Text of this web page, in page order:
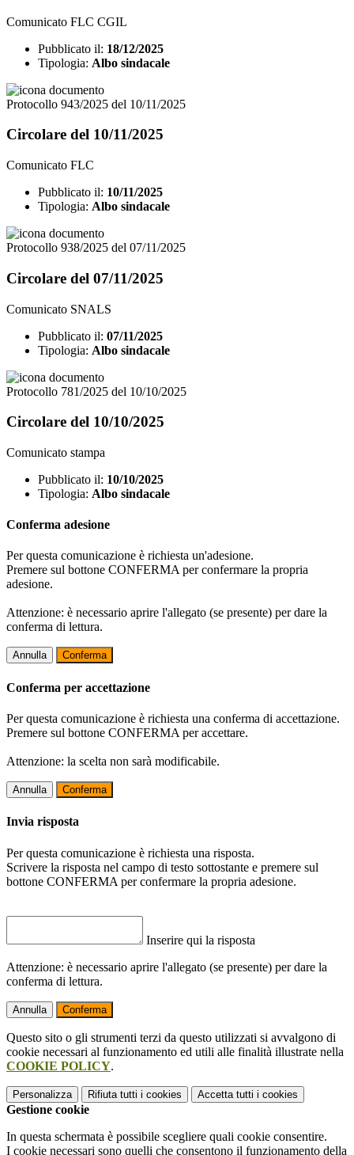
Comunicato FLC CGIL
Pubblicato il: 18/12/2025
Tipologia: Albo sindacale
Protocollo 943/2025 del 10/11/2025
Circolare del 10/11/2025
Comunicato FLC
Pubblicato il: 10/11/2025
Tipologia: Albo sindacale
Protocollo 938/2025 del 07/11/2025
Circolare del 07/11/2025
Comunicato SNALS
Pubblicato il: 07/11/2025
Tipologia: Albo sindacale
Protocollo 781/2025 del 10/10/2025
Circolare del 10/10/2025
Comunicato stampa
Pubblicato il: 10/10/2025
Tipologia: Albo sindacale
Conferma adesione
Per questa comunicazione è richiesta un'adesione.
Premere sul bottone CONFERMA per confermare la propria
adesione.
Attenzione: è necessario aprire l'allegato (se presente) per dare la
conferma di lettura.
Annulla Conferma
Conferma per accettazione
Per questa comunicazione è richiesta una conferma di accettazione.
Premere sul bottone CONFERMA per accettare.
Attenzione: la scelta non sarà modificabile.
Annulla Conferma
Invia risposta
Per questa comunicazione è richiesta una risposta.
Scrivere la risposta nel campo di testo sottostante e premere sul
bottone CONFERMA per confermare la propria adesione.
Inserire qui la risposta
Attenzione: è necessario aprire l'allegato (se presente) per dare la
conferma di lettura.
Annulla Conferma
Questo sito o gli strumenti terzi da questo utilizzati si avvalgono di
cookie necessari al funzionamento ed utili alle finalità illustrate nella
COOKIE POLICY.
Personalizza Rifiuta tutti i cookies Accetta tutti i cookies
Gestione cookie
In questa schermata è possibile scegliere quali cookie consentire.
I cookie necessari sono quelli che consentono il funzionamento della